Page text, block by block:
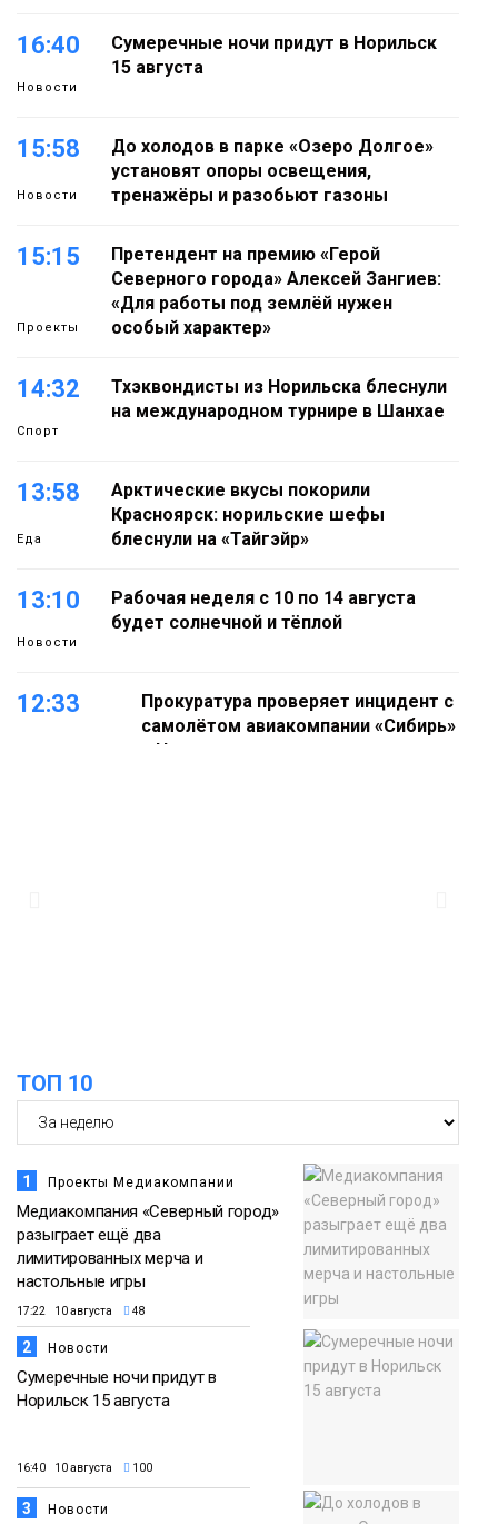
16:40
Новости
Сумеречные ночи придут в Норильск
15 августа
15:58
Новости
До холодов в парке «Озеро Долгое»
установят опоры освещения,
тренажёры и разобьют газоны
15:15
Проекты
Претендент на премию «Герой
Северного города» Алексей Зангиев:
«Для работы под землёй нужен
особый характер»
14:32
Спорт
Тхэквондисты из Норильска блеснули
на международном турнире в Шанхае
13:58
Еда
Арктические вкусы покорили
Красноярск: норильские шефы
блеснули на «Тайгэйр»
13:10
Новости
Рабочая неделя с 10 по 14 августа
будет солнечной и тёплой
12:33
Прокуратура проверяет инцидент с
самолётом авиакомпании «Сибирь»
в Норильске
ТОП 10
1 Проекты Медиакомпании
Медиакомпания «Северный город»
разыграет ещё два
лимитированных мерча и
настольные игры
17:22 10 августа 48
2 Новости
Сумеречные ночи придут в
Норильск 15 августа
16:40 10 августа 100
3 Новости